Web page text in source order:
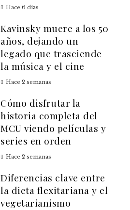
Hace 6 días
Kavinsky muere a los 50
años, dejando un
legado que trasciende
la música y el cine
Hace 2 semanas
Cómo disfrutar la
historia completa del
MCU viendo películas y
series en orden
Hace 2 semanas
Diferencias clave entre
la dieta flexitariana y el
vegetarianismo